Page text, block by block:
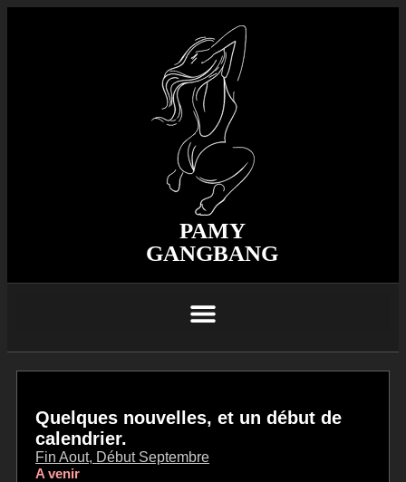
PAMY
GANGBANG
Quelques nouvelles, et un début de
calendrier.
Fin Aout, Début Septembre
A venir